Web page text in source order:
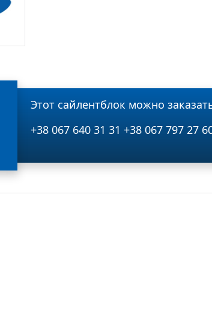
Этот сайлентблок можно
+38 067 640 31 31 +38 067 797 27